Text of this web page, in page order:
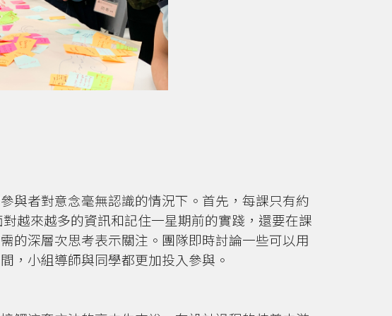
與者對意念毫無認識的情況下。首先，每課只有約
越來越多的資訊和記住一星期前的實踐，還要在課
的深層次思考表示關注。團隊即時討論一些可以用
，小組導師與同學都更加投入參與。